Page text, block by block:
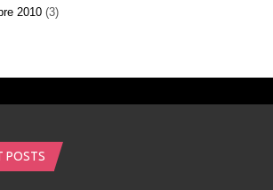
2010(3)
POSTS